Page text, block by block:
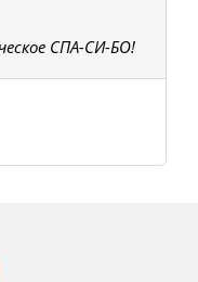
СПА-СИ-БО!